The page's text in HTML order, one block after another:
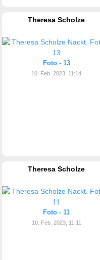
Theresa Scholze
Foto - 13
10. Feb. 2023, 11:14
Theresa Scholze
Foto - 11
10. Feb. 2023, 11:11